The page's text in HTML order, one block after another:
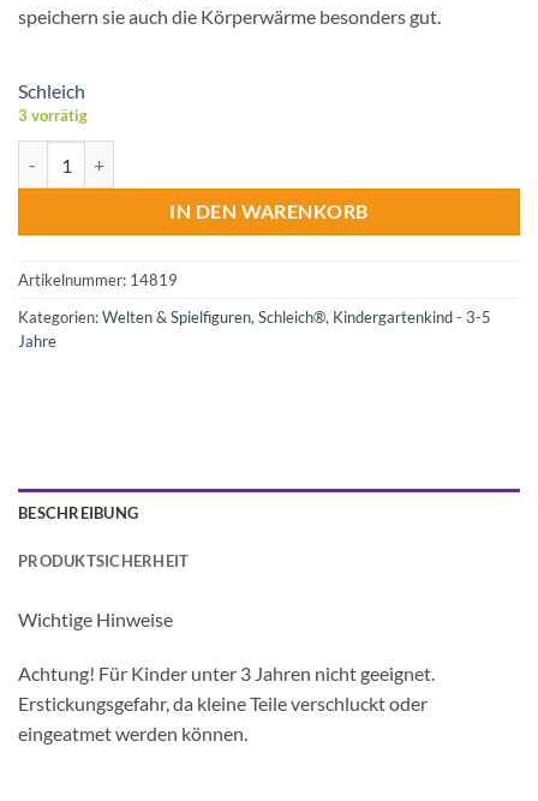
speichern sie auch die Körperwärme besonders gut.
Schleich
3 vorrätig
IN DEN WARENKORB
Artikelnummer: 14819
Kategorien:Welten & Spielfiguren, Schleich®, Kindergartenkind - 3-5
Jahre
BESCHREIBUNG
PRODUKTSICHERHEIT
Wichtige Hinweise
Achtung! Für Kinder unter 3 Jahren nicht geeignet.
Erstickungsgefahr, da kleine Teile verschluckt oder
eingeatmet werden können.